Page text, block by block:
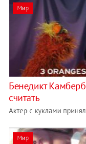
Мир
Бенедикт
считать
Актер с куклами
Мир